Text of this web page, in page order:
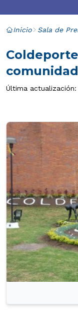
Inicio Sala de
comunidad
Última actualización: